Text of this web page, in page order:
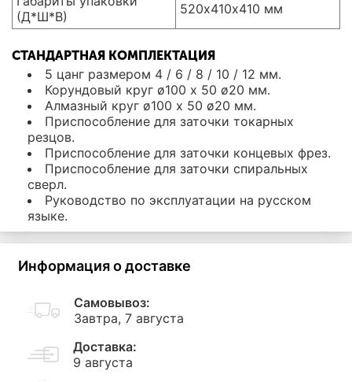
(Д*Ш*В)
520х410х410 мм
СТАНДАРТНАЯ КОМПЛЕКТАЦИЯ
5 цанг размером 4 / 6 / 8 / 10 / 12 мм.
Корундовый круг ø100 х 50 ø20 мм.
Алмазный круг ø100 х 50 ø20 мм.
Приспособление для заточки токарных
резцов.
Приспособление для заточки концевых фрез.
Приспособление для заточки спиральных
сверл.
Руководство по эксплуатации на русском
языке.
Информация о доставке
Самовывоз:
Завтра, 7 августа
Доставка:
9 августа